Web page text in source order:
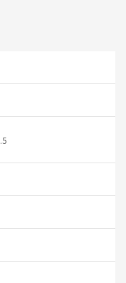
を入れて仕事に持ってい
しいです。